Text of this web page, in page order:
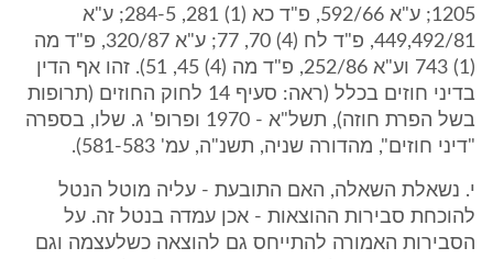
1205; ע"א 592/66, פ"ד כא (1) 281, 284-5; ע"א
449,492/81, פ"ד לח (4) 70, 77; ע"א 320/87, פ"ד מה
(1) 743 וע"א 252/86, פ"ד מה (4) 45, 51). זהו אף הדין
בדיני חוזים בכלל (ראה: סעיף 14 לחוק החוזים (תרופות
בשל הפרת חוזה), תשל"א - 1970 ופרופ' ג. שלו, בספרה
"דיני חוזים", מהדורה שניה, תשנ"ה, עמ' 581-583).
י. נשאלת השאלה, האם התובעת - עליה מוטל הנטל
להוכחת סבירות ההוצאות - אכן עמדה בנטל זה. על
הסבירות האמורה להתייחס גם להוצאה כשלעצמה וגם